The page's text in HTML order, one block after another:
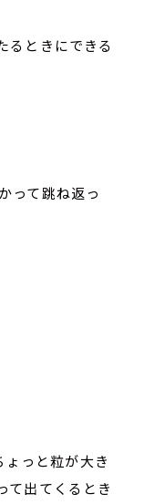
るときにできる
って跳ね返っ
ょっと粒が大き
て出てくるとき